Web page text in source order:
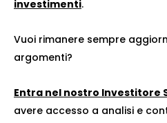
investimenti.
Vuoi rimanere sempre
argomenti?
Entra nel nostro Investitore
avere accesso a analisi e